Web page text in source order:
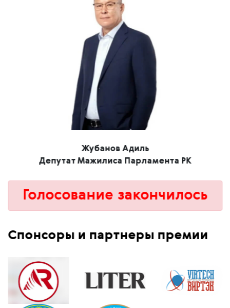
Жубанов Адиль
Депутат Мажилиса Парламента РК
Голосование закончилось
Спонсоры и партнеры премии